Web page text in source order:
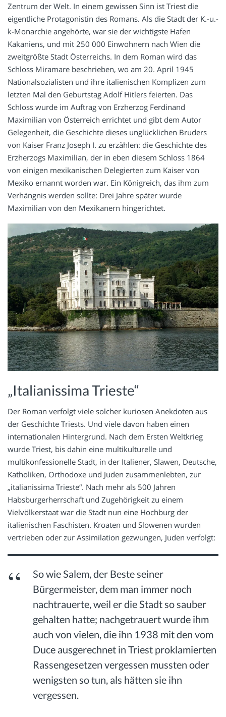
Zentrum der Welt. In einem gewissen Sinn ist Triest die
eigentliche Protagonistin des Romans. Als die Stadt der K.-u.-
k-Monarchie angehörte, war sie der wichtigste Hafen
Kakaniens, und mit 250 000 Einwohnern nach Wien die
zweitgrößte Stadt Österreichs. In dem Roman wird das
Schloss Miramare beschrieben, wo am 20. April 1945
Nationalsozialisten und ihre italienischen Komplizen zum
letzten Mal den Geburtstag Adolf Hitlers feierten. Das
Schloss wurde im Auftrag von Erzherzog Ferdinand
Maximilian von Österreich errichtet und gibt dem Autor
Gelegenheit, die Geschichte dieses unglücklichen Bruders
von Kaiser Franz Joseph I. zu erzählen: die Geschichte des
Erzherzogs Maximilian, der in eben diesem Schloss 1864
von einigen mexikanischen Delegierten zum Kaiser von
Mexiko ernannt worden war. Ein Königreich, das ihm zum
Verhängnis werden sollte: Drei Jahre später wurde
Maximilian von den Mexikanern hingerichtet.
„Italianissima Trieste“
Der Roman verfolgt viele solcher kuriosen Anekdoten aus
der Geschichte Triests. Und viele davon haben einen
internationalen Hintergrund. Nach dem Ersten Weltkrieg
wurde Triest, bis dahin eine multikulturelle und
multikonfessionelle Stadt, in der Italiener, Slawen, Deutsche,
Katholiken, Orthodoxe und Juden zusammenlebten, zur
„italianissima Trieste“. Nach mehr als 500 Jahren
Habsburgerherrschaft und Zugehörigkeit zu einem
Vielvölkerstaat war die Stadt nun eine Hochburg der
italienischen Faschisten. Kroaten und Slowenen wurden
vertrieben oder zur Assimilation gezwungen, Juden verfolgt:
So wie Salem, der Beste seiner
Bürgermeister, dem man immer noch
nachtrauerte, weil er die Stadt so sauber
gehalten hatte; nachgetrauert wurde ihm
auch von vielen, die ihn 1938 mit den vom
Duce ausgerechnet in Triest proklamierten
Rassengesetzen vergessen mussten oder
wenigsten so tun, als hätten sie ihn
vergessen.